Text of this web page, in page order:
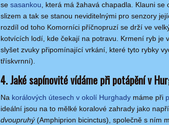
se sasankou , která má žahavá chapadla. Klauni
slizem a tak se stanou neviditelnými pro senzory
rozdíl od toho Komorníci příčnopruzí se drží ve
kotvících lodí, kde čekají na potravu. Krmení ryb je
slyšet zvuky připomínající vrkání, které tyto rybky
třískvrnní).
4. Jaké sapínovité vídáme při potápění v
Na korálových útesech v okolí Hurghady máme při
ideální jsou na to mělké koralové zahrady jako
dvoupruhý(Amphiprion bicinctus), společně s ním